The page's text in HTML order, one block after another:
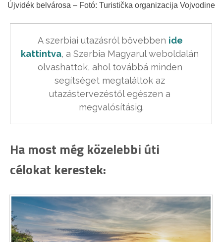
Újvidék belvárosa – Fotó: Turistička organizacija Vojvodine
A szerbiai utazásról bővebben ide
kattintva, a Szerbia Magyarul weboldalán
olvashattok, ahol továbbá minden
segítséget megtaláltok az
utazástervezéstől egészen a
megvalósításig.
Ha most még közelebbi úti
célokat kerestek: